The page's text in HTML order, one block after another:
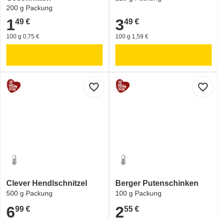
200 g Packung
1,49 €
149 €
100 g 0,75 €
3,49 €
349 €
100 g 1,59 €
favorite_border
Clever Hendlschnitzel
500 g Packung
6,99 €
699 €
favorite_border
Berger Putenschinken
100 g Packung
2,55 €
255 €